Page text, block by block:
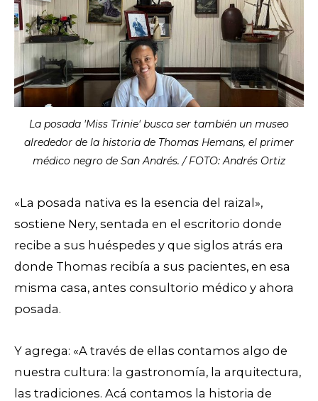
La posada 'Miss Trinie' busca ser también un museo
alrededor de la historia de Thomas Hemans, el primer
médico negro de San Andrés. / FOTO: Andrés Ortiz
«La posada nativa es la esencia del raizal»,
sostiene Nery, sentada en el escritorio donde
recibe a sus huéspedes y que siglos atrás era
donde Thomas recibía a sus pacientes, en esa
misma casa, antes consultorio médico y ahora
posada.
Y agrega: «A través de ellas contamos algo de
nuestra cultura: la gastronomía, la arquitectura,
las tradiciones. Acá contamos la historia de